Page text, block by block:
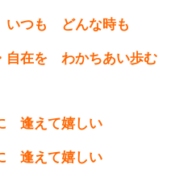
も どんな時も
在を わかちあい歩む
えて嬉しい
えて嬉しい